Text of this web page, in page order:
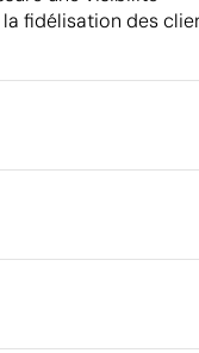
fidélisation des